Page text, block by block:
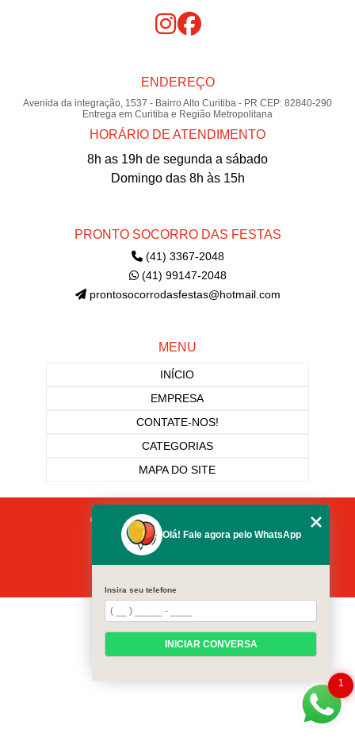
ENDEREÇO
Avenida da integração, 1537 - Bairro Alto Curitiba - PR CEP: 82840-290
Entrega em Curitiba e Região Metropolitana
HORÁRIO DE ATENDIMENTO
8h as 19h de segunda a sábado
Domingo das 8h às 15h
PRONTO SOCORRO DAS FESTAS
(41) 3367-2048
(41) 99147-2048
prontosocorrodasfestas@hotmail.com
MENU
INÍCIO
EMPRESA
CONTATE-NOS!
CATEGORIAS
MAPA DO SITE
Copyright © Pronto Socorro Das Festas. (Lei 9610 de 19/02/1998)
1
Olá! Fale agora pelo WhatsApp
Insira seu telefone
INICIAR CONVERSA